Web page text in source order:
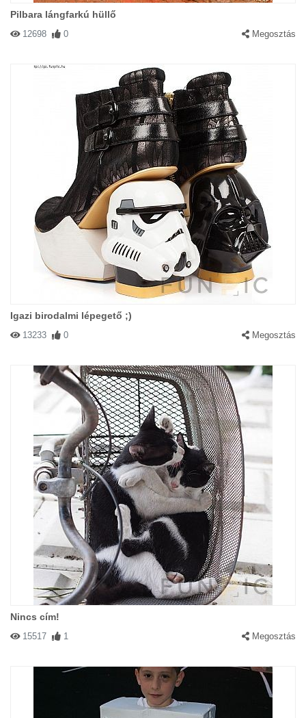
Pilbara lángfarkú hüllő
12698 0 Megosztás
Igazi birodalmi lépegető ;)
13233 0 Megosztás
Nincs cím!
15517 1 Megosztás